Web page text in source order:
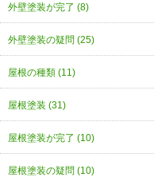
外壁塗装が完了 (8)
外壁塗装の疑問 (25)
屋根の種類 (11)
屋根塗装 (31)
屋根塗装が完了 (10)
屋根塗装の疑問 (10)